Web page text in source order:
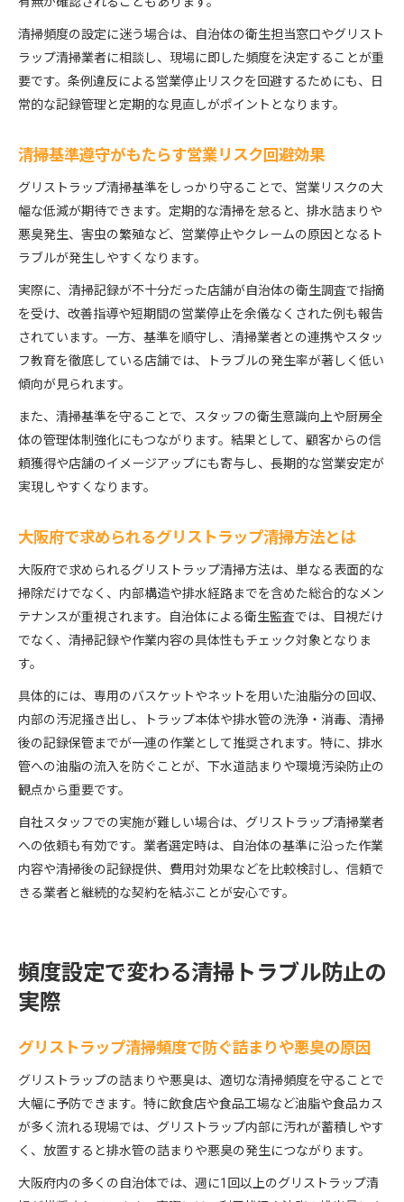
清掃頻度の設定に迷う場合は、自治体の衛生担当窓口やグリスト
ラップ清掃業者に相談し、現場に即した頻度を決定することが重
要です。条例違反による営業停止リスクを回避するためにも、日
常的な記録管理と定期的な見直しがポイントとなります。
清掃基準遵守がもたらす営業リスク回避効果
グリストラップ清掃基準をしっかり守ることで、営業リスクの大
幅な低減が期待できます。定期的な清掃を怠ると、排水詰まりや
悪臭発生、害虫の繁殖など、営業停止やクレームの原因となるト
ラブルが発生しやすくなります。
実際に、清掃記録が不十分だった店舗が自治体の衛生調査で指摘
を受け、改善指導や短期間の営業停止を余儀なくされた例も報告
されています。一方、基準を順守し、清掃業者との連携やスタッ
フ教育を徹底している店舗では、トラブルの発生率が著しく低い
傾向が見られます。
また、清掃基準を守ることで、スタッフの衛生意識向上や厨房全
体の管理体制強化にもつながります。結果として、顧客からの信
頼獲得や店舗のイメージアップにも寄与し、長期的な営業安定が
実現しやすくなります。
大阪府で求められるグリストラップ清掃方法とは
大阪府で求められるグリストラップ清掃方法は、単なる表面的な
掃除だけでなく、内部構造や排水経路までを含めた総合的なメン
テナンスが重視されます。自治体による衛生監査では、目視だけ
でなく、清掃記録や作業内容の具体性もチェック対象となりま
す。
具体的には、専用のバスケットやネットを用いた油脂分の回収、
内部の汚泥掻き出し、トラップ本体や排水管の洗浄・消毒、清掃
後の記録保管までが一連の作業として推奨されます。特に、排水
管への油脂の流入を防ぐことが、下水道詰まりや環境汚染防止の
観点から重要です。
自社スタッフでの実施が難しい場合は、グリストラップ清掃業者
への依頼も有効です。業者選定時は、自治体の基準に沿った作業
内容や清掃後の記録提供、費用対効果などを比較検討し、信頼で
きる業者と継続的な契約を結ぶことが安心です。
頻度設定で変わる清掃トラブル防止の
実際
グリストラップ清掃頻度で防ぐ詰まりや悪臭の原因
グリストラップの詰まりや悪臭は、適切な清掃頻度を守ることで
大幅に予防できます。特に飲食店や食品工場など油脂や食品カス
が多く流れる現場では、グリストラップ内部に汚れが蓄積しやす
く、放置すると排水管の詰まりや悪臭の発生につながります。
大阪府内の多くの自治体では、週に1回以上のグリストラップ清